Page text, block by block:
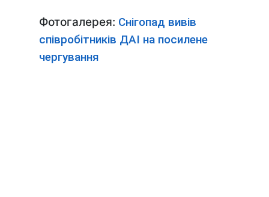
Фотогалерея: Снігопад вивів
співробітників ДАІ на посилене
чергування